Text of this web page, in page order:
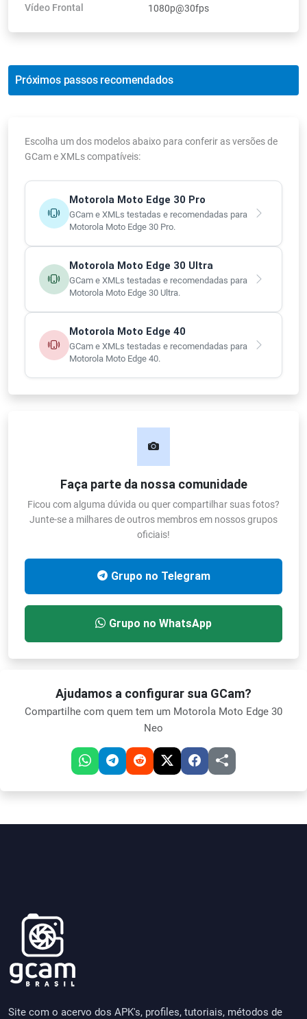
Vídeo Frontal
1080p@30fps
Próximos passos recomendados
Escolha um dos modelos abaixo para conferir as versões de
GCam e XMLs compatíveis:
Motorola Moto Edge 30 Pro
GCam e XMLs testadas e recomendadas para
Motorola Moto Edge 30 Pro.
Motorola Moto Edge 30 Ultra
GCam e XMLs testadas e recomendadas para
Motorola Moto Edge 30 Ultra.
Motorola Moto Edge 40
GCam e XMLs testadas e recomendadas para
Motorola Moto Edge 40.
Faça parte da nossa comunidade
Ficou com alguma dúvida ou quer compartilhar suas fotos?
Junte-se a milhares de outros membros em nossos grupos
oficiais!
Grupo no Telegram
Grupo no WhatsApp
Ajudamos a configurar sua GCam?
Compartilhe com quem tem um Motorola Moto Edge 30
Neo
Site com o acervo dos APK's, profiles, tutoriais, métodos de